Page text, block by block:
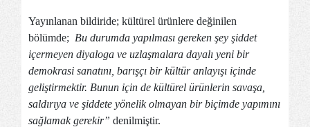
Yayınlanan bildiride; kültürel ürünlere değinilen
bölümde; Bu durumda yapılması gereken şey şiddet
içermeyen diyaloga ve uzlaşmalara dayalı yeni bir
demokrasi sanatını, barışçı bir kültür anlayışı içinde
geliştirmektir. Bunun için de kültürel ürünlerin savaşa,
saldırıya ve şiddete yönelik olmayan bir biçimde yapımını
sağlamak gerekir” denilmiştir.